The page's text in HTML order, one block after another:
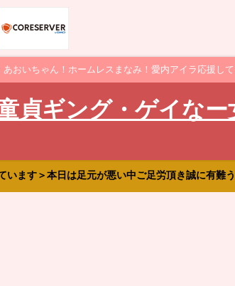
おいちゃん！ホームレスまなみ！愛内アイラ応援して
貞ギング・ゲイなー
ます＞本日は足元が悪い中ご足労頂き誠に有難う